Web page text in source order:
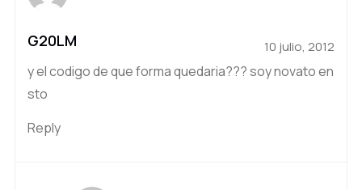
G20LM 10 julio, 2012
y el codigo de que forma quedaria??? soy novato en
sto
Reply